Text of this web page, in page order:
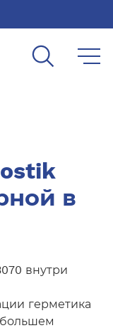
в
внутри
герметика
большем